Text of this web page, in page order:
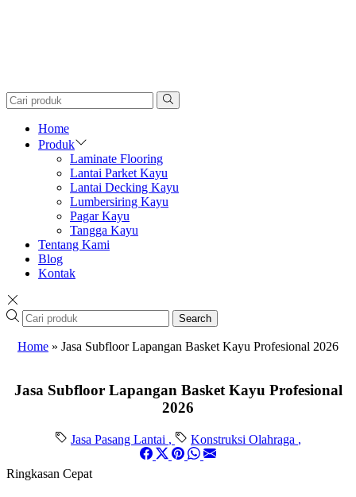
Home
Produk
Laminate Flooring
Lantai Parket Kayu
Lantai Decking Kayu
Lumbersiring Kayu
Pagar Kayu
Tangga Kayu
Tentang Kami
Blog
Kontak
Search
Home » Jasa Subfloor Lapangan Basket Kayu Profesional 2026
Jasa Subfloor Lapangan Basket Kayu Profesional
2026
Jasa Pasang Lantai , Konstruksi Olahraga ,
Ringkasan Cepat